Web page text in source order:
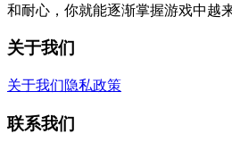
和耐心，你就能逐渐掌握游戏中越
关于我们
关于我们隐私政策
联系我们